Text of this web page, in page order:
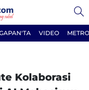
VIDEO
Kolaborasi